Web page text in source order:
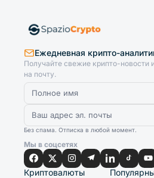
Ежедневная крипто-
Получайте свежие крипто-новости
на почту.
Без спама. Отписка в любой момент.
Мы в соцсетях
Криптовалюты